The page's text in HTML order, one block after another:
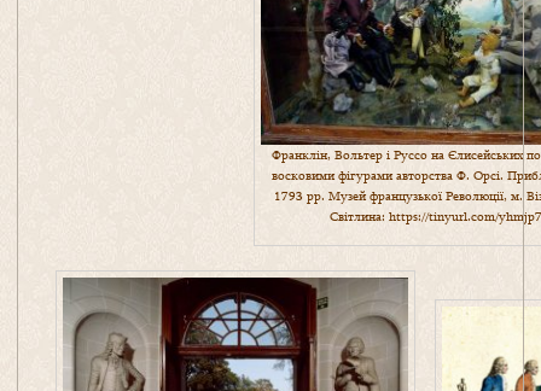
Франклін, Вольтер і Руссо на Єлисейських
восковими фігурами авторства Ф. Орсі.
1793 рр. Музей французької Революції, м.
Світлина: https://tinyurl.com/